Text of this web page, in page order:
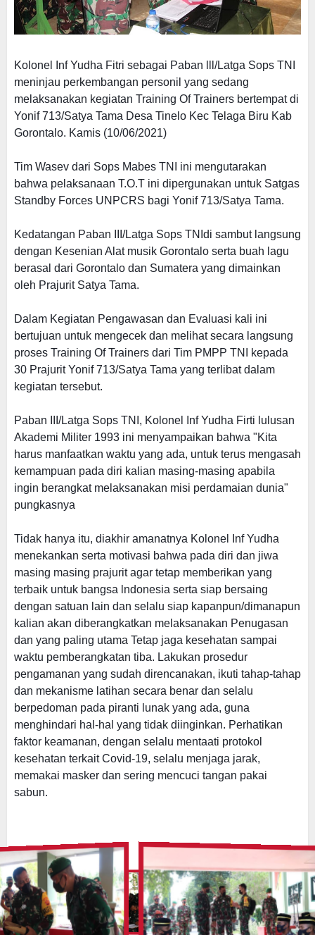
Kolonel Inf Yudha Fitri sebagai Paban lll/Latga Sops TNI
meninjau perkembangan personil yang sedang
melaksanakan kegiatan Training Of Trainers bertempat di
Yonif 713/Satya Tama Desa Tinelo Kec Telaga Biru Kab
Gorontalo. Kamis (10/06/2021)
Tim Wasev dari Sops Mabes TNI ini mengutarakan
bahwa pelaksanaan T.O.T ini dipergunakan untuk Satgas
Standby Forces UNPCRS bagi Yonif 713/Satya Tama.
Kedatangan Paban III/Latga Sops TNIdi sambut langsung
dengan Kesenian Alat musik Gorontalo serta buah lagu
berasal dari Gorontalo dan Sumatera yang dimainkan
oleh Prajurit Satya Tama.
Dalam Kegiatan Pengawasan dan Evaluasi kali ini
bertujuan untuk mengecek dan melihat secara langsung
proses Training Of Trainers dari Tim PMPP TNI kepada
30 Prajurit Yonif 713/Satya Tama yang terlibat dalam
kegiatan tersebut.
Paban III/Latga Sops TNI, Kolonel Inf Yudha Firti lulusan
Akademi Militer 1993 ini menyampaikan bahwa "Kita
harus manfaatkan waktu yang ada, untuk terus mengasah
kemampuan pada diri kalian masing-masing apabila
ingin berangkat melaksanakan misi perdamaian dunia"
pungkasnya
Tidak hanya itu, diakhir amanatnya Kolonel Inf Yudha
menekankan serta motivasi bahwa pada diri dan jiwa
masing masing prajurit agar tetap memberikan yang
terbaik untuk bangsa lndonesia serta siap bersaing
dengan satuan lain dan selalu siap kapanpun/dimanapun
kalian akan diberangkatkan melaksanakan Penugasan
dan yang paling utama Tetap jaga kesehatan sampai
waktu pemberangkatan tiba. Lakukan prosedur
pengamanan yang sudah direncanakan, ikuti tahap-tahap
dan mekanisme latihan secara benar dan selalu
berpedoman pada piranti lunak yang ada, guna
menghindari hal-hal yang tidak diinginkan. Perhatikan
faktor keamanan, dengan selalu mentaati protokol
kesehatan terkait Covid-19, selalu menjaga jarak,
memakai masker dan sering mencuci tangan pakai
sabun.